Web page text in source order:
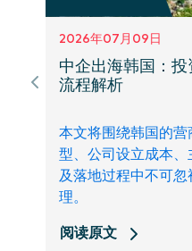
2026年07月09日
中企出海韩国：
流程解析
本文将围绕韩国的
型、公司设立成本、
及落地过程中不可
理。
阅读原文